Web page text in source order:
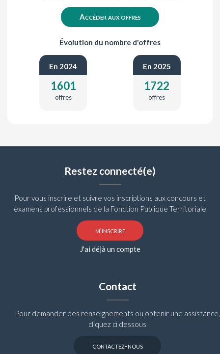
Accéder aux offres
Évolution du nombre d'offres
En 2024
1601
offres
En 2025
1722
offres
Restez connecté(e)
Pour vous inscrire et suivre vos inscriptions aux concours et
examens professionnels de la Fonction Publique Territoriale
m'inscrire
J'ai déjà un compte
Contact
Pour demander des renseignements ou obtenir une assistance,
cliquez ci dessous
contactez-nous